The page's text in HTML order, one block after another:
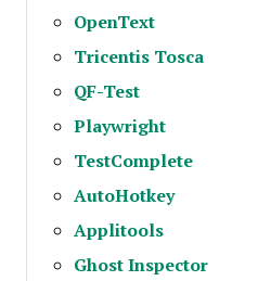
OpenText
Tricentis Tosca
QF-Test
Playwright
TestComplete
AutoHotkey
Applitools
Ghost Inspector